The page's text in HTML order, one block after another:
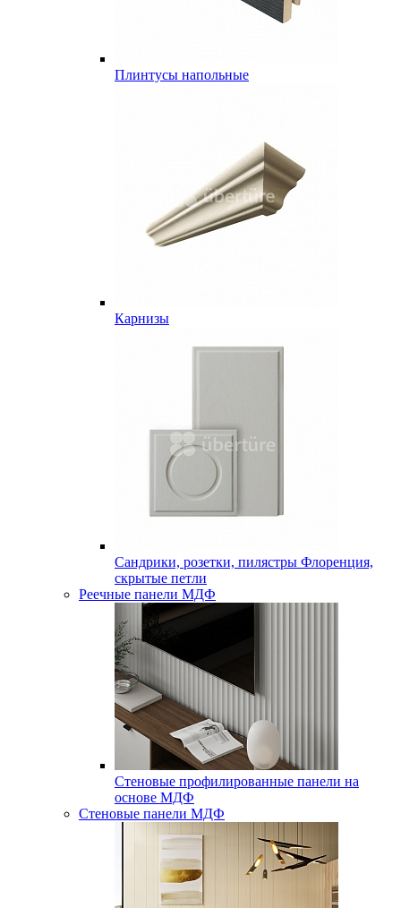
Плинтусы напольные
Карнизы
Сандрики, розетки, пилястры Флоренция,
скрытые петли
Реечные панели МДФ
Стеновые профилированные панели на
основе МДФ
Стеновые панели МДФ